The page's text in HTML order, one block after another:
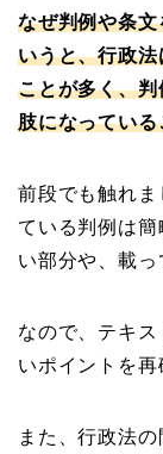
なぜ判例や条
いうと、行政
ことが多く、
肢になってい
前段でも触れま
ている判例は簡
い部分や、載っ
なので、テキ
いポイントを再
また、行政法